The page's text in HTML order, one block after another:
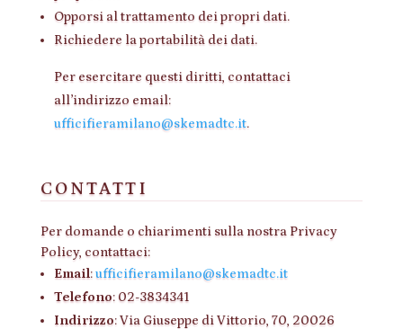
Opporsi al trattamento dei propri dati.
Richiedere la portabilità dei dati.
Per esercitare questi diritti, contattaci
all’indirizzo email:
ufficifieramilano@skemadtc.it.
CONTATTI
Per domande o chiarimenti sulla nostra Privacy
Policy, contattaci:
Email:ufficifieramilano@skemadtc.it
Telefono: 02-3834341
Indirizzo: Via Giuseppe di Vittorio, 70, 20026